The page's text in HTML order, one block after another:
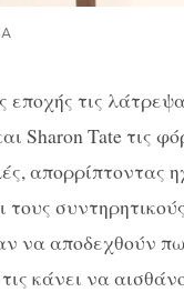
εποχής τις
Sharon Tate τις
απορρίπτοντας
τους
να αποδεχθούν
κάνει να